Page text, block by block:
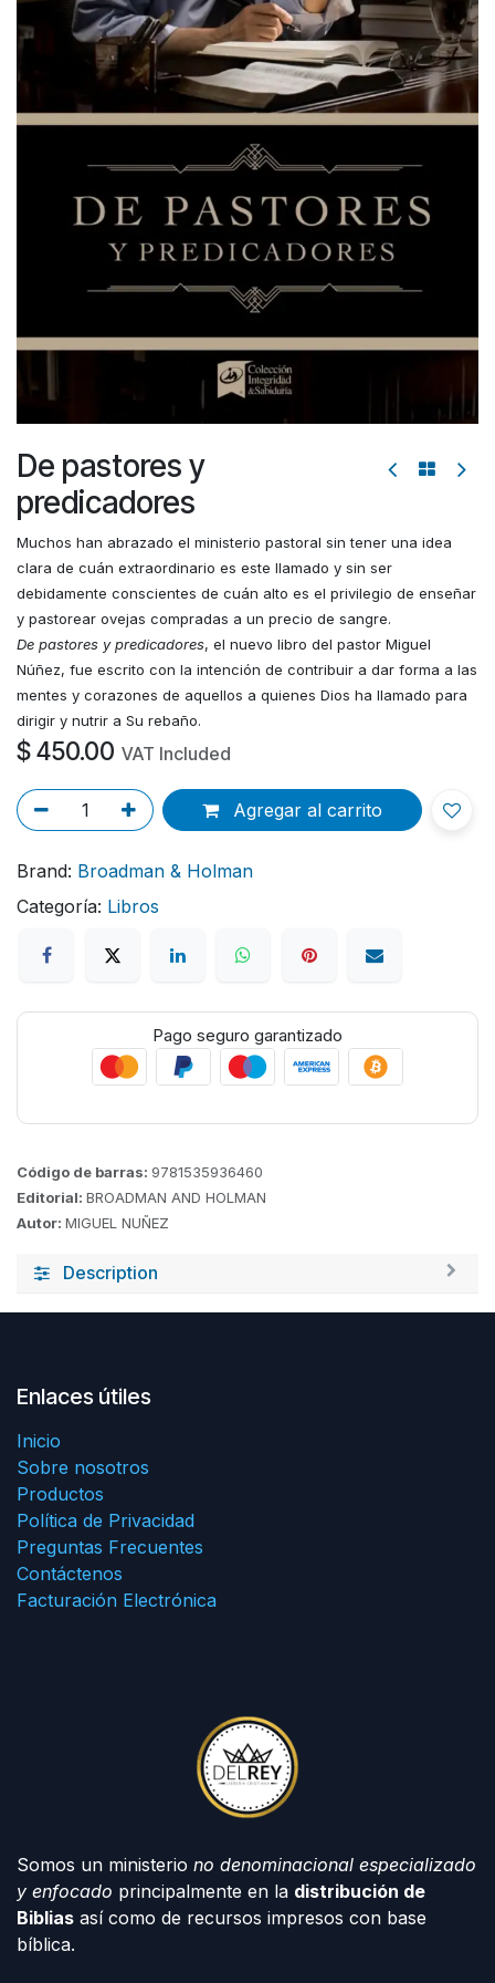
De pastores y
predicadores
Muchos han abrazado el ministerio pastoral sin tener una idea
clara de cuán extraordinario es este llamado y sin ser
debidamente conscientes de cuán alto es el privilegio de enseñar
y pastorear ovejas compradas a un precio de sangre.
De pastores y predicadores, el nuevo libro del pastor Miguel
Núñez, fue escrito con la intención de contribuir a dar forma a las
mentes y corazones de aquellos a quienes Dios ha llamado para
dirigir y nutrir a Su rebaño.
$450.00 VAT Included
Agregar al carrito
Brand: Broadman & Holman
Categoría: Libros
Pago seguro garantizado
Código de barras: 9781535936460
Editorial: BROADMAN AND HOLMAN
Autor: MIGUEL NUÑEZ
Description
Enlaces útiles
Inicio
Sobre nosotros
Productos
Política de Privacidad
Preguntas Frecuentes
Contáctenos
Facturación Electrónica
Somos un ministerio no denominacional especializado
y enfocado principalmente en la distribución de
Biblias así como de recursos impresos con base
bíblica.